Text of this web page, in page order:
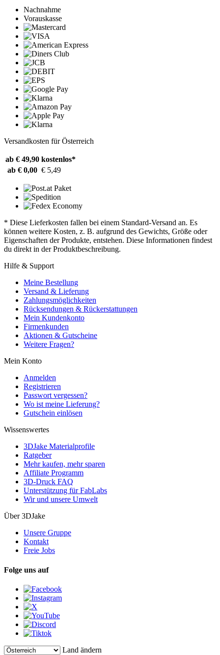
Nachnahme
Vorauskasse
Versandkosten für Österreich
ab € 49,90 kostenlos*
ab € 0,00 € 5,49
* Diese Lieferkosten fallen bei einem Standard-Versand an. Es
können weitere Kosten, z. B. aufgrund des Gewichts, Größe oder
Eigenschaften der Produkte, entstehen. Diese Informationen findest
du direkt in der Produktbeschreibung.
Hilfe & Support
Meine Bestellung
Versand & Lieferung
Zahlungsmöglichkeiten
Rücksendungen & Rückerstattungen
Mein Kundenkonto
Firmenkunden
Aktionen & Gutscheine
Weitere Fragen?
Mein Konto
Anmelden
Registrieren
Passwort vergessen?
Wo ist meine Lieferung?
Gutschein einlösen
Wissenswertes
3DJake Materialprofile
Ratgeber
Mehr kaufen, mehr sparen
Affiliate Programm
3D-Druck FAQ
Unterstützung für FabLabs
Wir und unsere Umwelt
Über 3DJake
Unsere Gruppe
Kontakt
Freie Jobs
Folge uns auf
Land ändern